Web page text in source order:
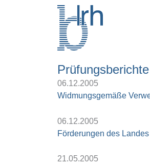
06.12.2005
Widmungsgemäße
06.12.2005
Förderungen des
21.05.2005